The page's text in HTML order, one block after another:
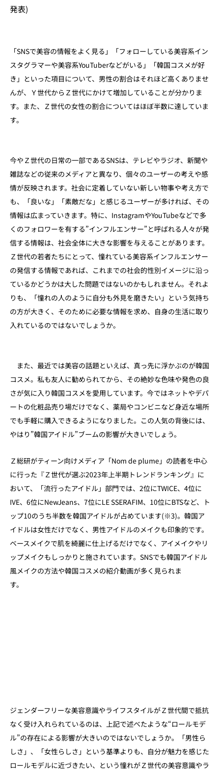
発表)
「SNSで美容の情報をよく見る」「フォローしている美容系イン
スタグラマーや美容系YouTuberなどがいる」「韓国コスメが好
き」といった項目について、男性の割合はそれほど高くありませ
んが、Ｙ世代からＺ世代にかけて増加していることが分かりま
す。また、Ｚ世代の女性の割合についてはほぼ半数に達していま
す。
今やＺ世代の日常の一部であるSNSは、テレビやラジオ、新聞や
雑誌などの従来のメディアと異なり、個々のユーザーの考えや感
情が反映されます。社会に定着していない新しい物事や考え方で
も、「良いな」「素敵だな」と感じるユーザーが多ければ、その
情報は広まっていきます。特に、InstagramやYouTubeなどで多
くのフォロワーを有する”インフルエンサー”と呼ばれる人々が発
信する情報は、社会全体に大きな影響を与えることがあります。
Ｚ世代の若者たちにとって、憧れている美容系インフルエンサー
の発信する情報であれば、これまでの社会的性別イメージに沿っ
ているかどうかは大した問題ではないのかもしれません。それよ
りも、「憧れの人のように自分も外見を磨きたい」という気持ち
の方が大きく、そのために必要な情報を求め、自身の生活に取り
入れているのではないでしょうか。
また、最近では美容の話題といえば、真っ先に浮かぶのが韓国
コスメ。私も友人に勧められてから、その絶妙な色味や発色の良
さが気に入り韓国コスメを愛用しています。今ではネットやデパ
ートの化粧品売り場だけでなく、薬局やコンビニなど身近な場所
でも手軽に購入できるようになりました。この人気の背後には、
やはり”韓国アイドル”ブームの影響が大きいでしょう。
Ｚ総研がティーン向けメディア「Nom de plume」の読者を中心
に行った『Ｚ世代が選ぶ2023年上半期トレンドランキング』に
おいて、「流行ったアイドル」部門では、2位にTWICE、4位に
IVE、6位にNewJeans、7位にLE SSERAFIM、10位にBTSなど、ト
ップ10のうち半数を韓国アイドルが占めています(※3)。韓国ア
イドルは女性だけでなく、男性アイドルのメイクも印象的です。
ベースメイクで肌を綺麗に仕上げるだけでなく、アイメイクやリ
ップメイクもしっかりと施されています。SNSでも韓国アイドル
風メイクの方法や韓国コスメの紹介動画が多く見られま
す
ジェンダーフリーな美容意識やライフスタイルがＺ世代間で抵抗
なく受け入れられているのは、上記で述べたような“ロールモデ
ル”の存在による影響が大きいのではないでしょうか。「男性ら
しさ」、「女性らしさ」という基準よりも、自分が魅力を感じた
ロールモデルに近づきたい、という憧れがＺ世代の美容意識やラ